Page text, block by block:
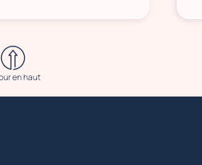
en haut